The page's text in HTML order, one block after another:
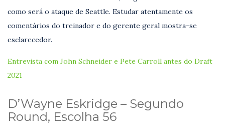
como será o ataque de Seattle. Estudar atentamente os
comentários do treinador e do gerente geral mostra-se
esclarecedor.
Entrevista com John Schneider e Pete Carroll antes do Draft
2021
D’Wayne Eskridge – Segundo
Round, Escolha 56